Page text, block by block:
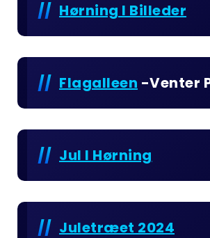
Hørning I Billeder
Flagalleen -venter
Jul I Hørning
Juletræet 2024